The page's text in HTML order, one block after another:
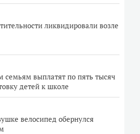
ликвидировали возле
семьям выплатят по пять тысяч
детей к школе
велосипед обернулся